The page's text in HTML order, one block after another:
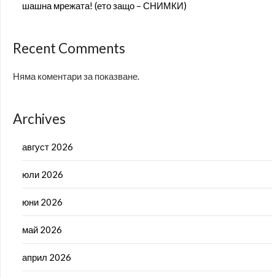
шашна мрежата! (ето защо – СНИМКИ)
Recent Comments
Няма коментари за показване.
Archives
август 2026
юли 2026
юни 2026
май 2026
април 2026